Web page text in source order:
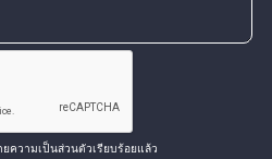
ความเป็นส่วนตัวเรียบร้อยแล้ว